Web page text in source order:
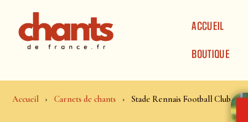
ACCUEIL
BOUTIQUE
Accueil Carnets de chants Stade Rennais Football Club